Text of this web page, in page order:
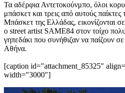
Τα αδέρφια Αντετοκούνμπο, όλοι
μπάσκετ και τρεις από αυτούς
Μπάσκετ της Ελλάδας, εικονίζονται
ο street artist SAME84 στον τοίχο
γηπεδάκι που συνήθιζαν να παίζουν
Αθήνα.
[caption id="attachment_85325"
width="3000"]